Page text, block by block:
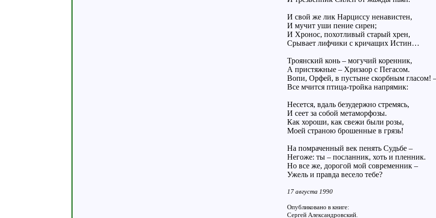
И свой же лик Нарциссу ненавистен,
И мучит уши пение сирен;
И Хронос, похотливый старый хрен,
Срывает лифчики с кричащих Истин…
Троянский конь – могучий коренник,
А пристяжные – Хризаор с Пегасом.
Вопи, Орфей, в пустыне скорбным гласом!
Все мчится птица-тройка напрямик:
Несется, вдаль безудержно стремясь,
И сеет за собой метаморфозы.
Как хороши, как свежи были розы,
Моей страною брошенные в грязь!
На помраченный век пенять Судьбе –
Негоже: ты – посланник, хоть и пленник.
Но все же, дорогой мой современник –
Ужель и правда весело тебе?
17 августа 1990
Опубликовано в книге:
Сергей Александровский.